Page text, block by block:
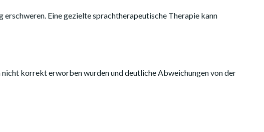
Eine gezielte sprachtherapeutische Therapie kann
korrekt erworben wurden und deutliche Abweichungen von der